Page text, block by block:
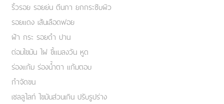
ริ้วรอย รอยย่น ตีนกา ยกกระชับผิว
รอยแดง เส้นเลือดฟอย
ฝ้า กระ รอยดำ ปาน
ต่อมไขมัน ไฝ ขี้แมลงวัน หูด
ร่องแก้ม ร่องน้ำตา แก้มตอบ
กำจัดขน
เชลลูไลท์ ไขมันส่วนเกิน ปรับรูปร่าง